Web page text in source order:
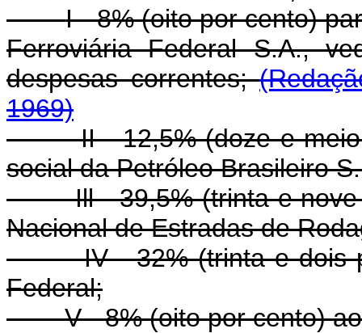
I - 8% (oito por cento)
Ferroviária Federal S.A.,
despesas correntes;
1969)
II - 12,5% (doze e meio
social da Petróleo Brasileiro
Ill - 39,5% (trinta e nove e
Nacional de Estradas de
IV - 32% (trinta e dois
Federal;
V - 8% (oito por cento)